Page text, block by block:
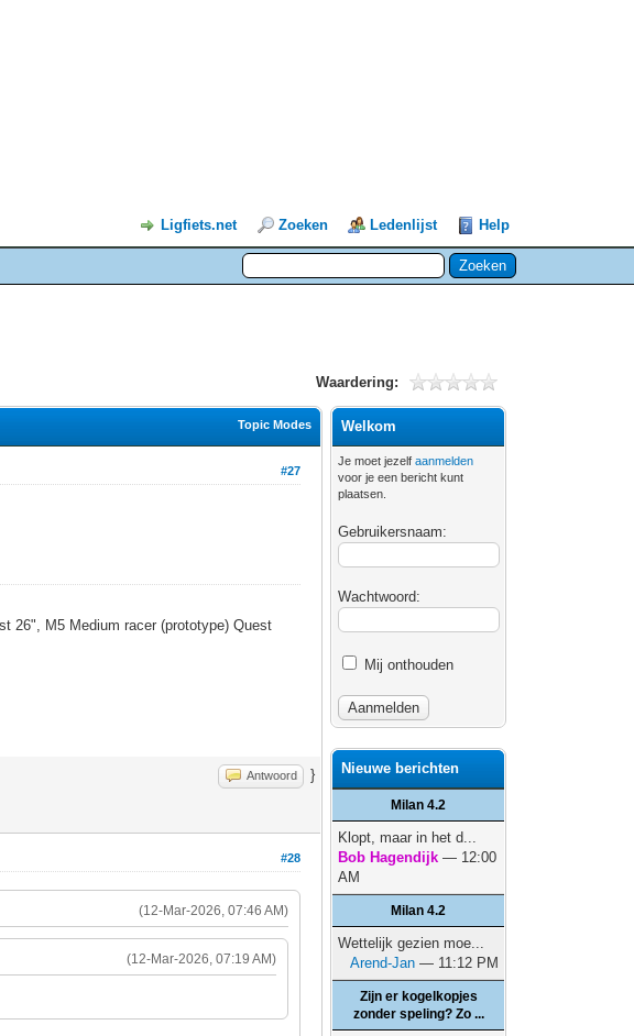
Ligfiets.net Zoeken Ledenlijst Help
Waardering:
Topic Modes
#27
26", M5 Medium racer (prototype) Quest
Antwoord }
#28
(12-Mar-2026, 07:46 AM)
(12-Mar-2026, 07:19 AM)
Welkom
Je moet jezelfaanmelden
voor je een bericht kunt
plaatsen.
Gebruikersnaam:
Wachtwoord:
Mij onthouden
Nieuwe berichten
Milan 4.2
Klopt, maar in het d...
Bob Hagendijk — 12:00
AM
Milan 4.2
Wettelijk gezien moe...
Arend-Jan — 11:12 PM
Zijn er kogelkopjes
zonder speling? Zo ...